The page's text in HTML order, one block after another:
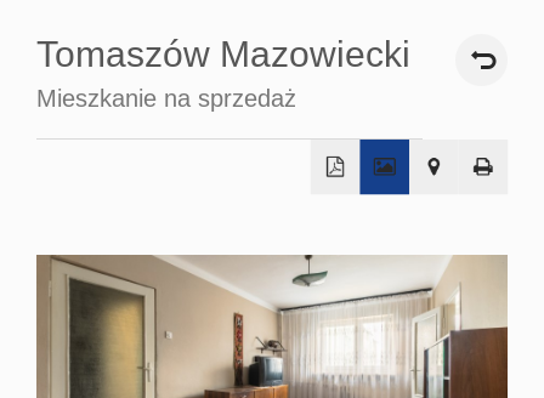
O
Tomaszów Mazowiecki
Mieszkanie na sprzedaż
−